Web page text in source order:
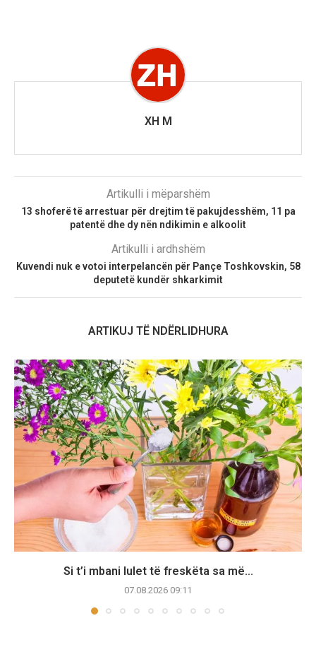
XH M
Artikulli i mëparshëm
13 shoferë të arrestuar për drejtim të pakujdesshëm, 11 pa
patentë dhe dy nën ndikimin e alkoolit
Artikulli i ardhshëm
Kuvendi nuk e votoi interpelancën për Pançe Toshkovskin, 58
deputetë kundër shkarkimit
ARTIKUJ TË NDËRLIDHURA
Si t’i mbani lulet të freskëta sa më...
07.08.2026 09:11